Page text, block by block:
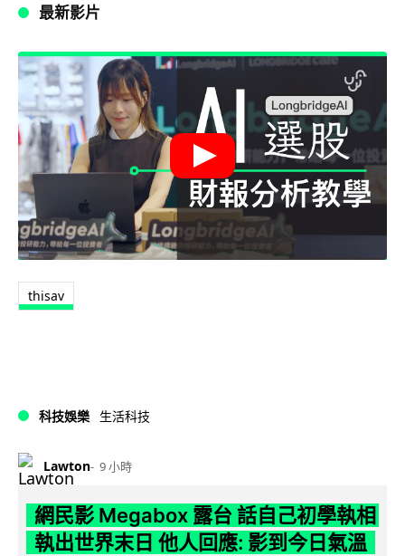
最新影片
thisav
科技娛樂 生活科技
Lawton 9 小時
網民影 Megabox 露台 話自己初學執相
執出世界末日 他人回應: 影到今日氣溫